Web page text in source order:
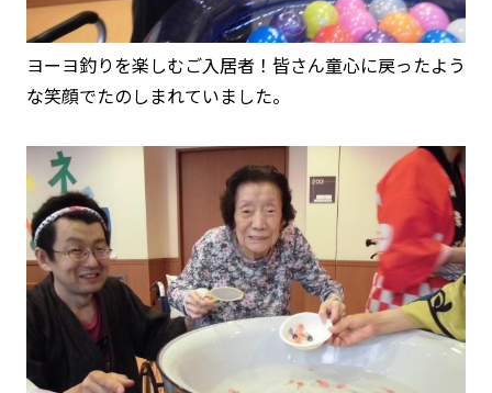
ヨーヨ釣りを楽しむご入居者！皆さん童心に戻ったよう
な笑顔でたのしまれていました。